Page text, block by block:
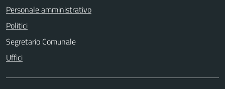
Personale amministrativo
Politici
Segretario Comunale
Uffici